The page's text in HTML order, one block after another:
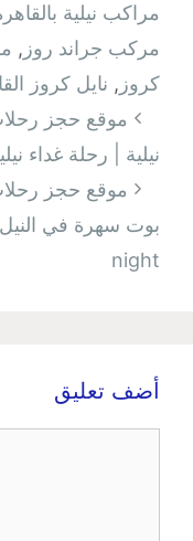
مراكب نيلية
مركب جراند روز ,
كروز , نايل كروز
تصفّح
المقالات
موقع حجز
نيلية | رحلة غداء
موقع حجز
night
أضف تعليق